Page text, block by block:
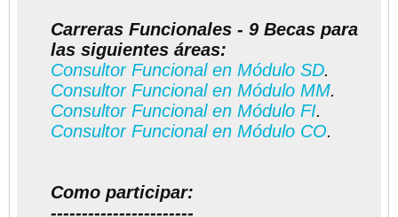
Carreras Funcionales - 9 Becas para
las siguientes áreas:
Consultor Funcional en Módulo SD.
Consultor Funcional en Módulo MM.
Consultor Funcional en Módulo FI.
Consultor Funcional en Módulo CO.
Como participar:
-----------------------